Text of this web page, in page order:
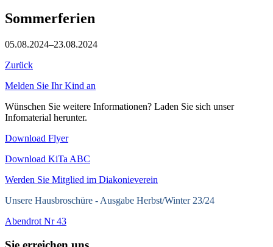
Sommerferien
05.08.2024–23.08.2024
Zurück
Melden Sie Ihr Kind an
Wünschen Sie weitere Informationen? Laden Sie sich unser
Infomaterial herunter.
Download Flyer
Download KiTa ABC
Werden Sie Mitglied im Diakonieverein
Unsere Hausbroschüre - Ausgabe Herbst/Winter 23/24
Abendrot Nr 43